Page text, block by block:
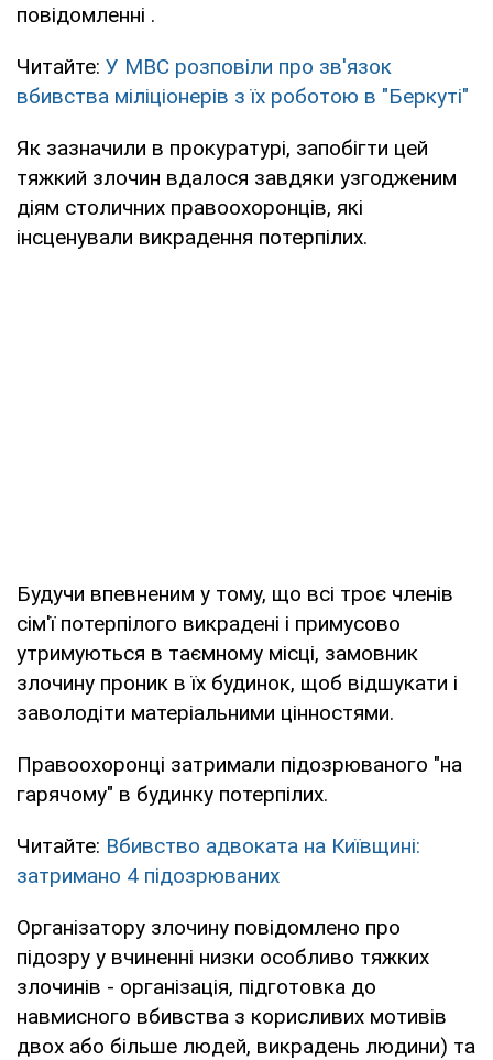
повідомленні .
Читайте: У МВС розповіли про зв'язок
вбивства міліціонерів з їх роботою в "Беркуті"
Як зазначили в прокуратурі, запобігти цей
тяжкий злочин вдалося завдяки узгодженим
діям столичних правоохоронців, які
інсценували викрадення потерпілих.
Будучи впевненим у тому, що всі троє членів
сім'ї потерпілого викрадені і примусово
утримуються в таємному місці, замовник
злочину проник в їх будинок, щоб відшукати і
заволодіти матеріальними цінностями.
Правоохоронці затримали підозрюваного "на
гарячому" в будинку потерпілих.
Читайте: Вбивство адвоката на Київщині:
затримано 4 підозрюваних
Організатору злочину повідомлено про
підозру у вчиненні низки особливо тяжких
злочинів - організація, підготовка до
навмисного вбивства з корисливих мотивів
двох або більше людей, викрадень людини) та